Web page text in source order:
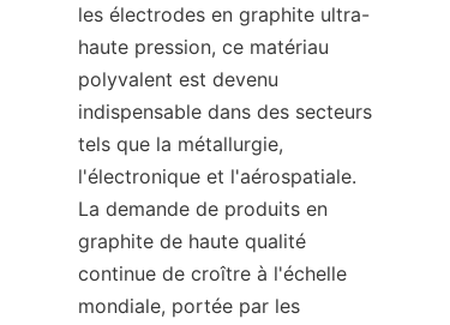
les électrodes en graphite ultra-
haute pression, ce matériau
polyvalent est devenu
indispensable dans des secteurs
tels que la métallurgie,
l'électronique et l'aérospatiale.
La demande de produits en
graphite de haute qualité
continue de croître à l'échelle
mondiale, portée par les